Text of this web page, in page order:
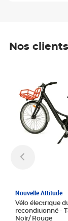
Nos
Nouvelle Attitude
Vélo électrique
reconditionné - Taille normale -
Noir/ Rouge